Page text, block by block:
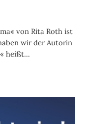
von Rita Roth ist
wir der Autorin
heißt...